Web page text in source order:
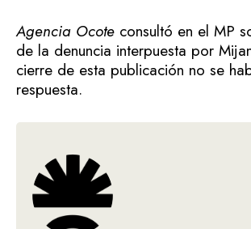
Agencia Ocote consultó en el MP
de la denuncia interpuesta por
cierre de esta publicación no se
respuesta.